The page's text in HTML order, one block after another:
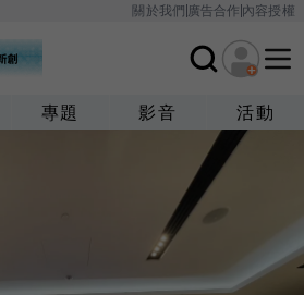
關於我們廣告合作內容授權
專題 影音 活動